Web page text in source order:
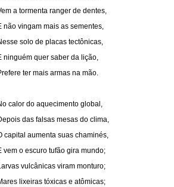
a tormenta ranger de dentes,
não vingam mais as sementes,
solo de placas tectônicas,
ninguém quer saber da lição,
ter mais armas na mão.
calor do aquecimento global,
das falsas mesas do clima,
capital aumenta suas chaminés,
vem o escuro tufão gira mundo;
vulcânicas viram monturo;
lixeiras tóxicas e atômicas;